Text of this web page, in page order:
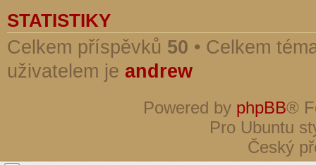
STATISTIKY
Celkem příspěvků 50 • Celkem
uživatelem je andrew
Powered by phpBB®
Pro Ubuntu
Český